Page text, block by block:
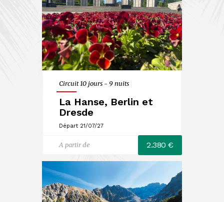
Circuit 10 jours - 9 nuits
La Hanse, Berlin et
Dresde
Départ 21/07/27
A partir de 2.380 €